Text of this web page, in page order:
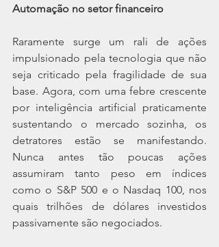
Automação no setor financeiro
Raramente surge um rali de ações
impulsionado pela tecnologia que não
seja criticado pela fragilidade de sua
base. Agora, com uma febre crescente
por inteligência artificial praticamente
sustentando o mercado sozinha, os
detratores estão se manifestando.
Nunca antes tão poucas ações
assumiram tanto peso em índices
como o S&P 500 e o Nasdaq 100, nos
quais trilhões de dólares investidos
passivamente são negociados.